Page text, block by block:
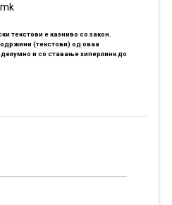
текстови е казниво со закон.
(текстови) од оваа
и со ставање хиперлинк до